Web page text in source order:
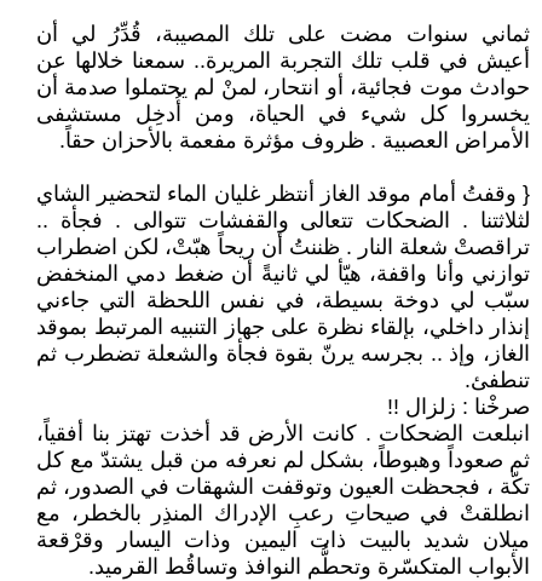
ثماني سنوات مضت على تلك المصيبة، قُدِّرُ لي أن
أعيش في قلب تلك التجربة المريرة.. سمعنا خلالها عن
حوادث موت فجائية، أو انتحار، لمنْ لم يحتملوا صدمة أن
يخسروا كل شيء في الحياة، ومن أُدخِل مستشفى
الأمراض العصبية . ظروف مؤثرة مفعمة بالأحزان حقاً.
{ وقفتُ أمام موقد الغاز أنتظر غليان الماء لتحضير الشاي
لثلاثتنا . الضحكات تتعالى والقفشات تتوالى . فجأة ..
تراقصتْ شعلة النار . ظننتُ أن ريحاً هبّتْ، لكن اضطراب
توازني وأنا واقفة، هيّأ لي ثانيةً أن ضغط دمي المنخفض
سبّب لي دوخة بسيطة، في نفس اللحظة التي جاءني
إنذار داخلي، بإلقاء نظرة على جهاز التنبيه المرتبط بموقد
الغاز، وإذ .. بجرسه يرنّ بقوة فجأة والشعلة تضطرب ثم
تنطفئ.
صرخْنا : زلزال !!
انبلعت الضحكات . كانت الأرض قد أخذت تهتز بنا أفقياً،
ثم صعوداً وهبوطاً، بشكل لم نعرفه من قبل يشتدّ مع كل
تكّة ، فجحظت العيون وتوقفت الشهقات في الصدور، ثم
انطلقتْ في صيحاتِ رعبِ الإدراك المنذِر بالخطر، مع
ميلان شديد بالبيت ذات اليمين وذات اليسار وقرْقعة
الأبواب المتكسّرة وتحطُّم النوافذ وتساقُط القرميد.